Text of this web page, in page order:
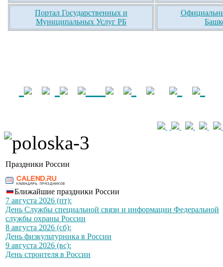
Портал Государственных и
Муниципальных Услуг РБ
Праздники России
Ближайшие праздники России
7 августа 2026 (пт):
День Службы специальной связи и информации Федеральной
службы охраны России
8 августа 2026 (сб):
День физкультурника в России
9 августа 2026 (вс):
День строителя в России